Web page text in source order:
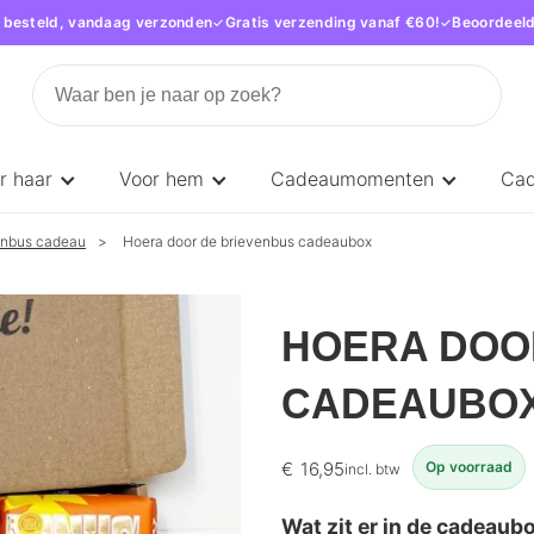
besteld, vandaag verzonden Gratis verzending vanaf €60!
haar Voor hem Cadeaumomenten
cadeau Hoera door de brievenbus cadeaubox
HOERA
€ 16,95incl. btw Op voorraad
Wat zit er in de